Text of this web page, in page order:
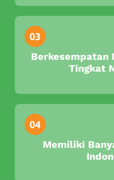
Berkesempatan
Tingkat
Memiliki